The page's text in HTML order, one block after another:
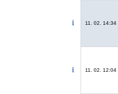
11. 02. 14:34
11. 02. 12:04